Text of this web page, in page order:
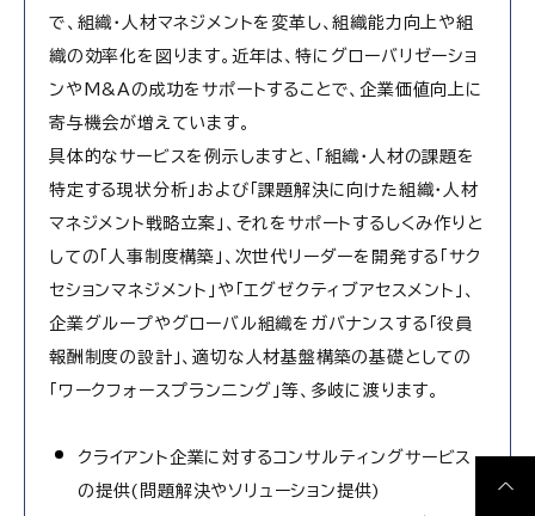
で、組織・人材マネジメントを変革し、組織能力向上や組
織の効率化を図ります。近年は、特にグローバリゼーショ
ンやM&Aの成功をサポートすることで、企業価値向上に
寄与機会が増えています。
具体的なサービスを例示しますと、「組織・人材の課題を
特定する現状分析」および「課題解決に向けた組織・人材
マネジメント戦略立案」、それをサポートするしくみ作りと
しての「人事制度構築」、次世代リーダーを開発する「サク
セションマネジメント」や「エグゼクティブアセスメント」、
企業グループやグローバル組織をガバナンスする「役員
報酬制度の設計」、適切な人材基盤構築の基礎としての
「ワークフォースプランニング」等、多岐に渡ります。
クライアント企業に対するコンサルティングサービス
の提供(問題解決やソリューション提供)